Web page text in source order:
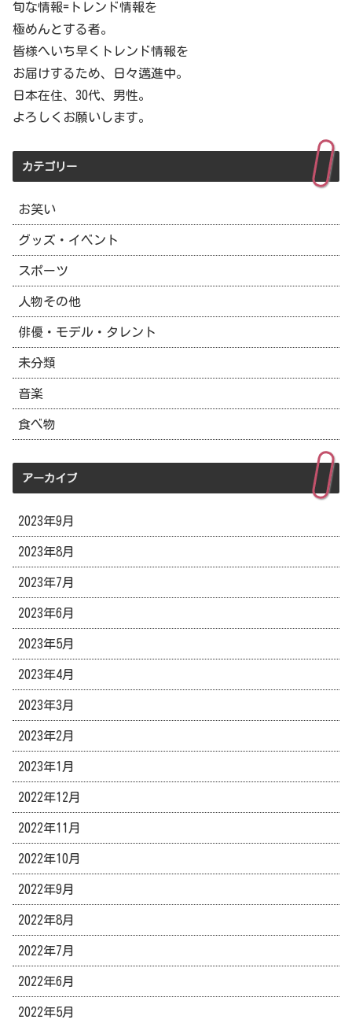
旬な情報=トレンド情報を
極めんとする者。
皆様へいち早くトレンド情報を
お届けするため、日々邁進中。
日本在住、30代、男性。
よろしくお願いします。
カテゴリー
お笑い
グッズ・イベント
スポーツ
人物その他
俳優・モデル・タレント
未分類
音楽
食べ物
アーカイブ
2023年9月
2023年8月
2023年7月
2023年6月
2023年5月
2023年4月
2023年3月
2023年2月
2023年1月
2022年12月
2022年11月
2022年10月
2022年9月
2022年8月
2022年7月
2022年6月
2022年5月